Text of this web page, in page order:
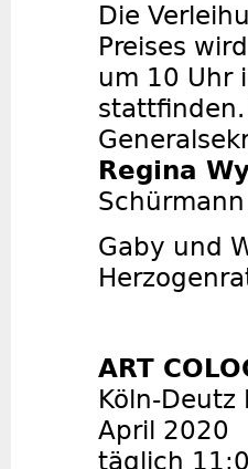
Die
Preises
um 10 Uhr
Regina
Gaby und
ART
Köln-Deutz
April 2020
täglich